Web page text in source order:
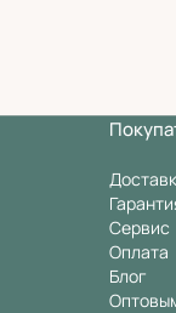
Сервис
Оплата
Блог